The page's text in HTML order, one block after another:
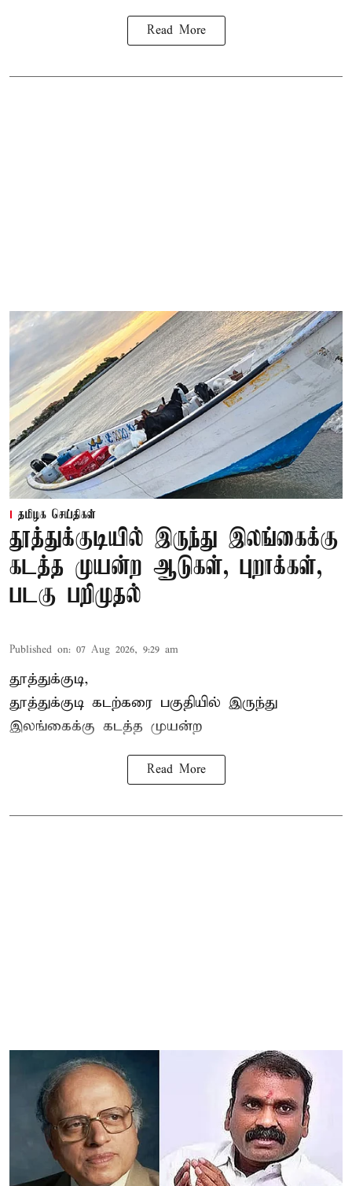
Read More
தமிழக செய்திகள்
தூத்துக்குடியில் இருந்து இலங்கைக்கு
கடத்த முயன்ற ஆடுகள், புறாக்கள்,
படகு பறிமுதல்
Published on: 07 Aug 2026, 9:29 am
தூத்துக்குடி,
தூத்துக்குடி கடற்கரை பகுதியில் இருந்து
இலங்கைக்கு கடத்த முயன்ற
Read More